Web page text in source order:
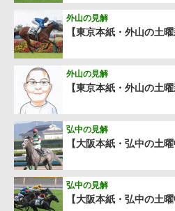
【東京本紙・外山の土
外山の見解
【東京本紙・外山の土
外山の見解
【大阪本紙・弘中の土
弘中の見解
【大阪本紙・弘中の土
弘中の見解